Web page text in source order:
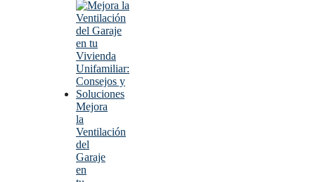
Mejora
la
Ventilación
del
Garaje
en